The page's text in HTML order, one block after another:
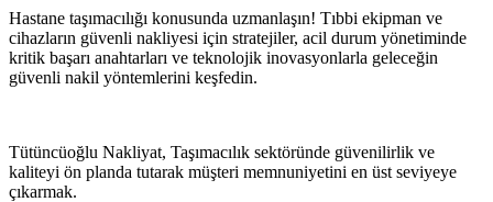
Hastane taşımacılığı konusunda uzmanlaşın! Tıbbi ekipman ve
cihazların güvenli nakliyesi için stratejiler, acil durum yönetiminde
kritik başarı anahtarları ve teknolojik inovasyonlarla geleceğin
güvenli nakil yöntemlerini keşfedin.
Tütüncüoğlu Nakliyat, Taşımacılık sektöründe güvenilirlik ve
kaliteyi ön planda tutarak müşteri memnuniyetini en üst seviyeye
çıkarmak.